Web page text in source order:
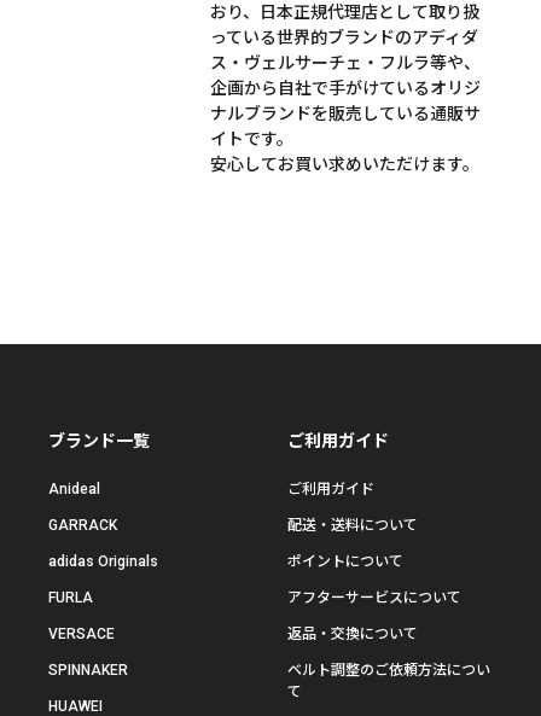
おり、日本正規代理店として取り扱
っている世界的ブランドのアディダ
ス・ヴェルサーチェ・フルラ等や、
企画から自社で手がけているオリジ
ナルブランドを販売している通販サ
イトです。
安心してお買い求めいただけます。
ブランド一覧
Anideal
GARRACK
adidas Originals
FURLA
VERSACE
SPINNAKER
HUAWEI
ご利用ガイド
ご利用ガイド
配送・送料について
ポイントについて
アフターサービスについて
返品・交換について
ベルト調整のご依頼方法につい
て